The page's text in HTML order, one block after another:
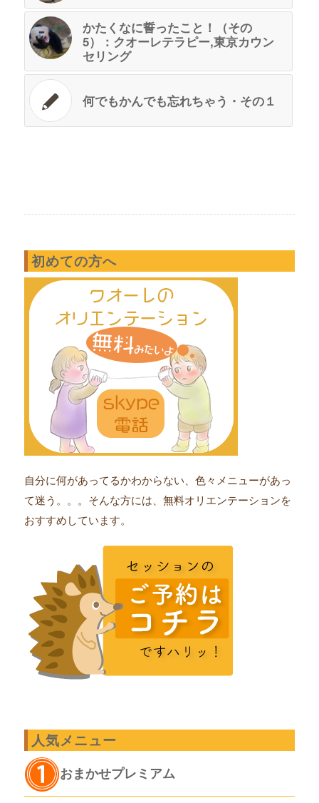
かたくなに誓ったこと！（その
5）：クオーレテラピー,東京カウン
セリング
何でもかんでも忘れちゃう・その１
初めての方へ
自分に何があってるかわからない、色々メニューがあっ
て迷う。。。そんな方には、無料オリエンテーションを
おすすめしています。
人気メニュー
おまかせプレミアム